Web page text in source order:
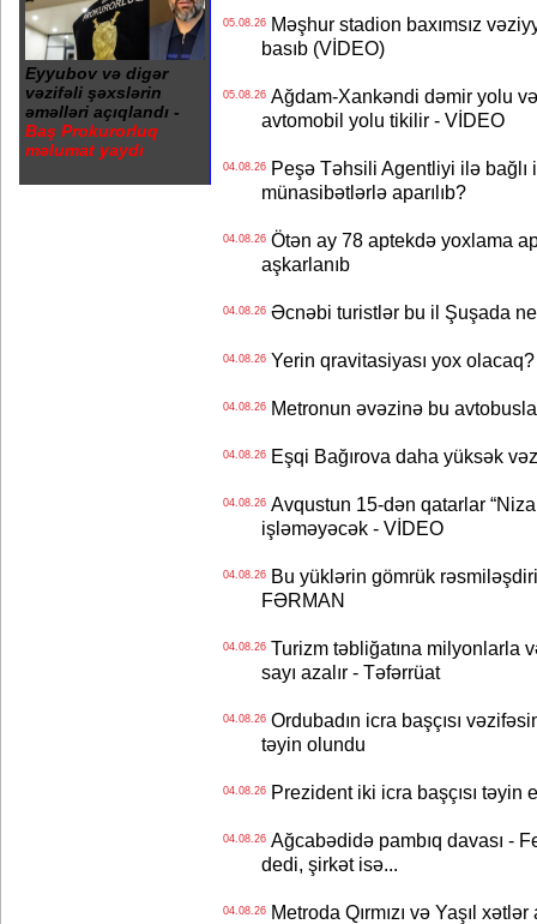
Eyyubov və digər
vəzifəli şəxslərin
əməlləri açıqlandı -
Baş Prokurorluq
məlumat yaydı
05.08.26Məşhur stadion baxımsız
basıb (VİDEO)
05.08.26Ağdam-Xankəndi dəmir yolu
avtomobil yolu tikilir - VİDEO
04.08.26Peşə Təhsili Agentliyi ilə bağlı
münasibətlərlə aparılıb?
04.08.26Ötən ay 78 aptekdə yoxlama
aşkarlanıb
04.08.26Əcnəbi turistlər bu il Şuşada
04.08.26Yerin qravitasiyası yox
04.08.26Metronun əvəzinə bu
04.08.26Eşqi Bağırova daha yüksək
04.08.26Avqustun 15-dən qatarlar
işləməyəcək - VİDEO
04.08.26Bu yüklərin gömrük
FƏRMAN
04.08.26Turizm təbliğatına milyonlarla
sayı azalır - Təfərrüat
04.08.26Ordubadın icra başçısı
təyin olundu
04.08.26Prezident iki icra başçısı təyin
04.08.26Ağcabədidə pambıq davası -
dedi, şirkət isə...
04.08.26Metroda Qırmızı və Yaşıl